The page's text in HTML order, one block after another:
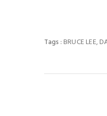
Tags : BRUCE LEE,